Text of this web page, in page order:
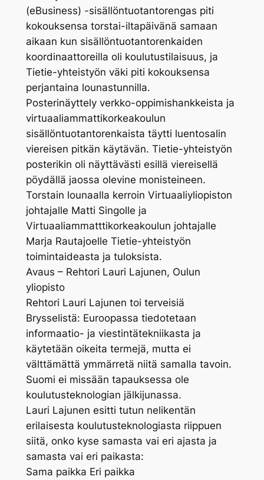
(eBusiness) -sisällöntuotantorengas piti
kokouksensa torstai-iltapäivänä samaan
aikaan kun sisällöntuotantorenkaiden
koordinaattoreilla oli koulutustilaisuus, ja
Tietie-yhteistyön väki piti kokouksensa
perjantaina lounastunnilla.
Posterinäyttely verkko-oppimishankkeista ja
virtuaaliammattikorkeakoulun
sisällöntuotantorenkaista täytti luentosalin
viereisen pitkän käytävän. Tietie-yhteistyön
posterikin oli näyttävästi esillä viereisellä
pöydällä jaossa olevine monisteineen.
Torstain lounaalla kerroin Virtuaaliyliopiston
johtajalle Matti Singolle ja
Virtuaaliammatttikorkeakoulun johtajalle
Marja Rautajoelle Tietie-yhteistyön
toimintaideasta ja tuloksista.
Avaus – Rehtori Lauri Lajunen, Oulun
yliopisto
Rehtori Lauri Lajunen toi terveisiä
Brysselistä: Euroopassa tiedotetaan
informaatio- ja viestintätekniikasta ja
käytetään oikeita termejä, mutta ei
välttämättä ymmärretä niitä samalla tavoin.
Suomi ei missään tapauksessa ole
koulutusteknologian jälkijunassa.
Lauri Lajunen esitti tutun nelikentän
erilaisesta koulutusteknologiasta riippuen
siitä, onko kyse samasta vai eri ajasta ja
samasta vai eri paikasta:
Sama paikka Eri paikka